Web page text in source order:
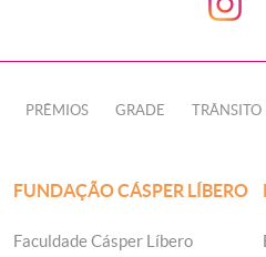
PRÊMIOS GRADE TRÂNSITO
FUNDAÇÃO CÁSPER LÍBERO
Faculdade Cásper Líbero